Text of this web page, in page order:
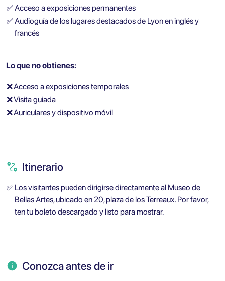
✅Acceso a exposiciones permanentes
✅Audioguía de los lugares destacados de Lyon en inglés y
francés
Lo que no obtienes:
❌Acceso a exposiciones temporales
❌Visita guiada
❌Auriculares y dispositivo móvil
Itinerario
✅ Los visitantes pueden dirigirse directamente al Museo de
Bellas Artes, ubicado en 20, plaza de los Terreaux. Por favor,
ten tu boleto descargado y listo para mostrar.
Conozca antes de ir